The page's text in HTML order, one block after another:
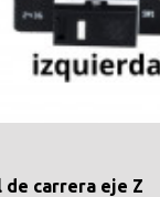
de carrera eje Z